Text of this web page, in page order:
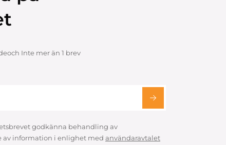
Inte mer än 1 brev
godkänna behandling av
information i enlighet med användaravtalet